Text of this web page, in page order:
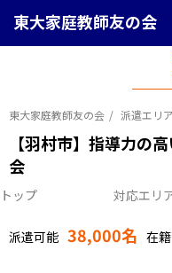
東大家庭教師友の会
東大家庭教師友の会 派遣エリア
【羽村市】指導力の
会
トップ 対応エリ
派遣可能 38,000名 在籍
＜ 戻る
東京都
埼玉県
関西圏エリア